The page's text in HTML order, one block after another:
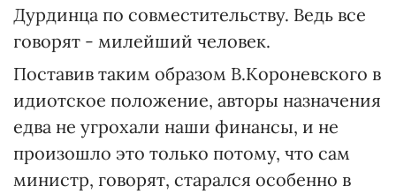
Дурдинца по совместительству. Ведь все
говорят - милейший человек.
Поставив таким образом В.Короневского в
идиотское положение, авторы назначения
едва не угрохали наши финансы, и не
произошло это только потому, что сам
министр, говорят, старался особенно в